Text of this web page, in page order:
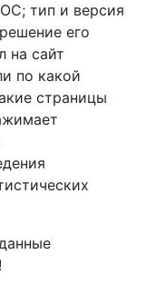
тип и версия
его
на сайт
по какой
страницы